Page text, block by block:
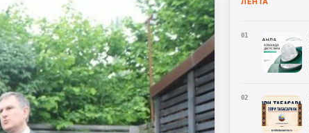
01
02